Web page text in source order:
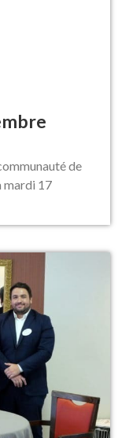
de
mardi 17